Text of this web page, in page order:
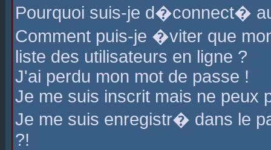
Pourquoi suis-je d�connect�
Comment puis-je �viter que
liste des utilisateurs en ligne ?
J'ai perdu mon mot de passe !
Je me suis inscrit mais ne peux
Je me suis enregistr� dans le
?!